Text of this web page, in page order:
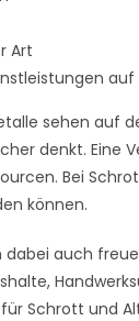
Art
auf
sehen auf
denkt. Eine
Bei
können.
dabei auch
für Schrott